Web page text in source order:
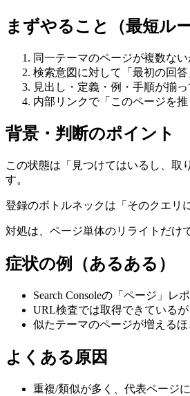
まずやること（最短ルー
同一テーマのページが複数な
検索意図に対して「最初の回
見出し・定義・例・手順が揃
内部リンクで「このページを
背景・判断のポイント
この状態は「見つけてはいるし、取
す。
登録のボトルネックは「そのクエリ
対処は、ページ単体のリライトだけ
症状の例（あるある）
Search Consoleの「ページ」
URL検査では取得できている
似たテーマのページが増える
よくある原因
重複/類似が多く、代表ページ